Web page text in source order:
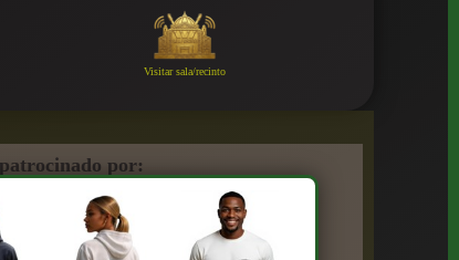
Visitar sala/recinto
por: